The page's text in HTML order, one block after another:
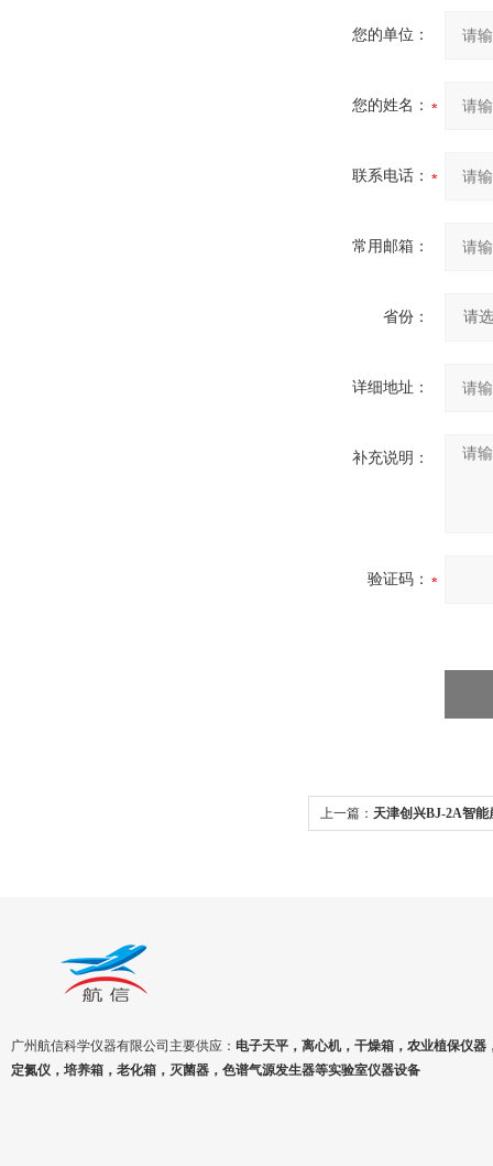
您的单位：
您的姓名：
联系电话：
常用邮箱：
省份：
详细地址：
补充说明：
验证码：
上一篇： 天津创兴BJ-2A智
广州航信科学仪器有限公司主要供应： 电子天平，离心机，干燥箱，农业植保仪器
定氮仪，培养箱，老化箱，灭菌器，色谱气源发生器等实验室仪器设备